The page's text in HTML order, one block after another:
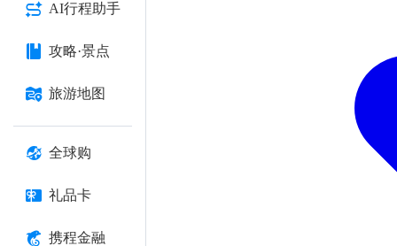
AI行程助手
攻略·景点
旅游地图
全球购
礼品卡
携程金融